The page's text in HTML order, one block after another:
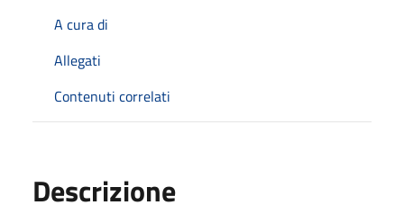
A cura di
Allegati
Contenuti correlati
Descrizione